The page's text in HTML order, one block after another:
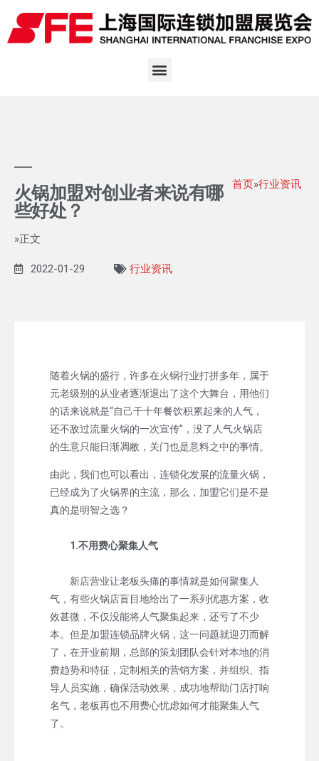
火锅加盟对创业者来说有哪
些好处？
首页»行业资讯
»正文
2022-01-29 行业资讯
随着火锅的盛行，许多在火锅行业打拼多年，属于
元老级别的从业者逐渐退出了这个大舞台，用他们
的话来说就是“自己干十年餐饮积累起来的人气，
还不敌过流量火锅的一次宣传”，没了人气火锅店
的生意只能日渐凋敝，关门也是意料之中的事情。
由此，我们也可以看出，连锁化发展的流量火锅，
已经成为了火锅界的主流，那么，加盟它们是不是
真的是明智之选？
1.不用费心聚集人气
新店营业让老板头痛的事情就是如何聚集人
气，有些火锅店盲目地给出了一系列优惠方案，收
效甚微，不仅没能将人气聚集起来，还亏了不少
本。但是加盟连锁品牌火锅，这一问题就迎刃而解
了，在开业前期，总部的策划团队会针对本地的消
费趋势和特征，定制相关的营销方案，并组织、指
导人员实施，确保活动效果，成功地帮助门店打响
名气，老板再也不用费心忧虑如何才能聚集人气
了。